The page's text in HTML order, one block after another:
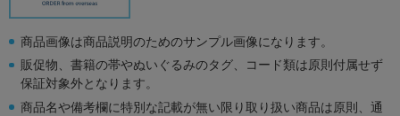
商品画像は商品説明のためのサンプル画像になります。
販促物、書籍の帯やぬいぐるみのタグ、コード類は原則付属せず
保証対象外となります。
商品名や備考欄に特別な記載が無い限り取り扱い商品は原則、通